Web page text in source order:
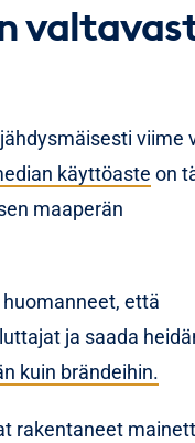
mittaamalla
viestejä ja
sopivan
viime
käyttöaste on
maaperän
että
ja saada
kuin brändeihin.
rakentaneet